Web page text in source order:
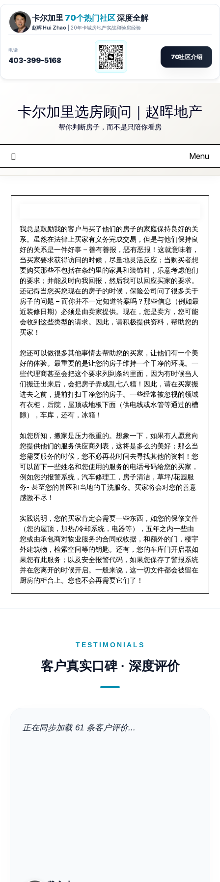
content卡尔加里选房顾问｜赵晖地产
帮你判断房子，而不是只陪你看房
Menu
我总是鼓励我的客户与买了他们的房子的家庭保持良好的关
系。虽然在法律上买家有义务完成交易，但是与他们保持良
好的关系是一件好事 – 善有善报，恶有恶报！这就意味着，
当买家要求获得访问的时候，尽量地灵活反应；当购买者想
要购买那些不包括在条约里的家具和装饰时，乐意考虑他们
的要求；并能及时向我回报，然后我可以回应买家的要求。
还记得当您买您现在的房子的时候，保险公司问了很多关于
房子的问题 – 而你并不一定知道答案吗？那些信息（例如最
近装修日期）必须是由卖家提供。现在，您是卖方，您可能
会收到这些类型的请求。因此，请积极提供资料，帮助您的
买家！
您还可以做很多其他事情去帮助您的买家，让他们有一个美
好的体验。最重要的是让您的房子维持一个干净的环境。一
些代理商甚至会把这个要求列到条约里面，因为有时候当人
们搬迁出来后，会把房子弄成乱七八糟！因此，请在买家搬
进去之前，提前打扫干净您的房子。一些经常被忽视的领域
有衣柜，后院，屋顶或地板下面（供电线或水管等通过的槽
隙），车库，还有，冰箱！
如您所知，搬家是压力很重的。想象一下，如果有人愿意向
您提供他们的服务供应商列表，这将是多么的美好；那么当
您需要服务的时候，您不必再花时间去寻找其他的资料！您
可以留下一些姓名和您使用的服务的电话号码给您的买家，
例如您的报警系统，汽车修理工，房子清洁，草坪/花园服
务- 甚至您的兽医和当地的干洗服务。买家将会对您的善意
感激不尽！
实践说明，您的买家肯定会需要一些东西，如您的保修文件
（您的屋顶，加热/冷却系统，电器等），五年之内一些由
您或由承包商对物业服务的合同或收据，和额外的门，楼宇
外建筑物，检索空间等的钥匙。还有，您的车库门开启器如
果您有此服务；以及安全报警代码，如果您保存了警报系统
并在您离开的时候开启。一般来说，这一切文件都会被留在
厨房的柜台上。您也不会再需要它们了！
TESTIMONIALS
客户真实口碑 · 深度评价
正在同步加载 61 条客户评价...